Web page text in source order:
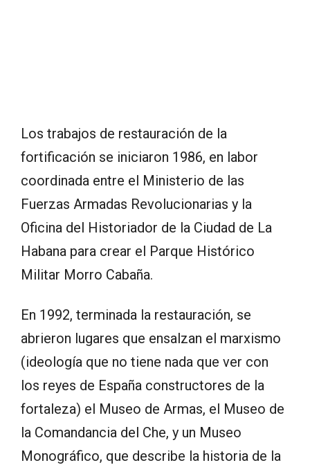
Los trabajos de restauración de la
fortificación se iniciaron 1986, en labor
coordinada entre el Ministerio de las
Fuerzas Armadas Revolucionarias y la
Oficina del Historiador de la Ciudad de La
Habana para crear el Parque Histórico
Militar Morro Cabaña.
En 1992, terminada la restauración, se
abrieron lugares que ensalzan el marxismo
(ideología que no tiene nada que ver con
los reyes de España constructores de la
fortaleza) el Museo de Armas, el Museo de
la Comandancia del Che, y un Museo
Monográfico, que describe la historia de la